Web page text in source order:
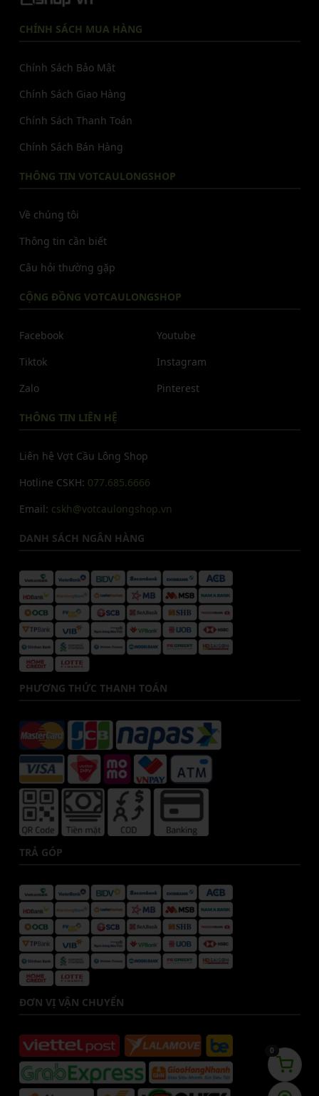
CHÍNH SÁCH MUA HÀNG
Chính Sách Bảo Mật
Chính Sách Giao Hàng
Chính Sách Thanh Toán
Chính Sách Bán Hàng
THÔNG TIN VOTCAULONGSHOP
Về chúng tôi
Thông tin cần biết
Câu hỏi thường gặp
CỘNG ĐỒNG VOTCAULONGSHOP
Facebook
Tiktok
Zalo
Youtube
Instagram
Pinterest
THÔNG TIN LIÊN HỆ
Liên hệ Vợt Cầu Lông Shop
Hotline CSKH: 077.685.6666
Email: cskh@votcaulongshop.vn
DANH SÁCH NGÂN HÀNG
PHƯƠNG THỨC THANH TOÁN
TRẢ GÓP
ĐƠN VỊ VẬN CHUYỂN
0